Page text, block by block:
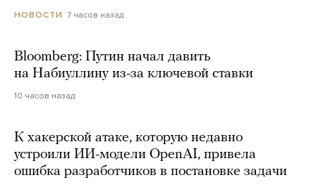
НОВОСТИ 7 часов назад
Bloomberg: Путин начал давить
на Набиуллину из-за ключевой ставки
10 часов назад
К хакерской атаке, которую недавно
устроили ИИ-модели OpenAI, привела
ошибка разработчиков в постановке задачи